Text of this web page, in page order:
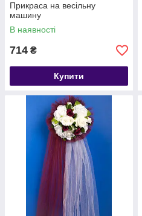
Прикраса на весільну
машину
В наявності
714 ₴
Купити